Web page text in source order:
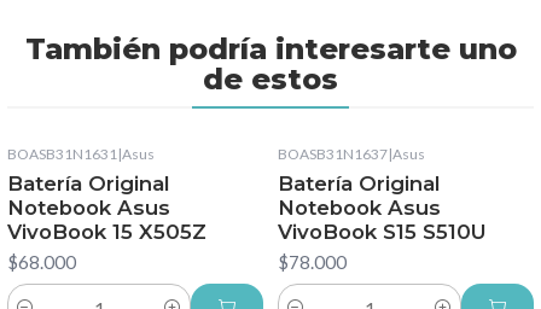
También podría interesarte uno
de estos
BOASB31N1631|Asus
Batería Original
Notebook Asus
VivoBook 15 X505Z
$68.000
BOASB31N1637|Asus
Batería Original
Notebook Asus
VivoBook S15 S510U
$78.000